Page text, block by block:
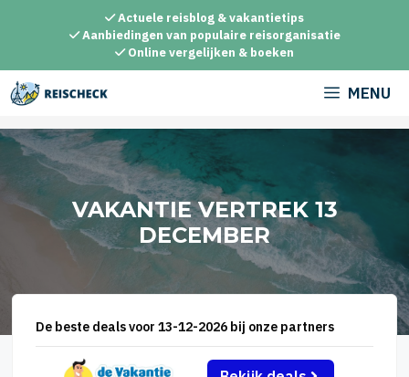
inhoud
Actuele reisblog & vakantietips
Aanbiedingen van populaire reisorganisatie
Online vergelijken & boeken
MENU
VAKANTIE VERTREK 13
DECEMBER
De beste deals voor 13-12-2026 bij onze partners